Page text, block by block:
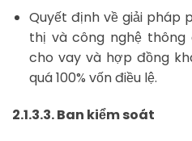
Quyết định về giải
thị và công nghệ thông
cho vay và hợp đồng
quá 100% vốn điều lệ.
2.1.3.3. Ban kiểm soát